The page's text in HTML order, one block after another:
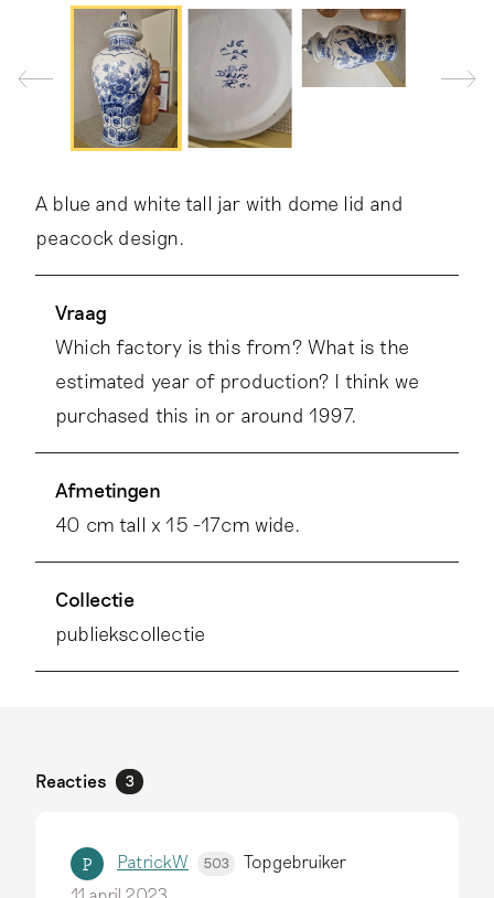
A blue and white tall jar with dome lid and
peacock design.
Vraag
Which factory is this from? What is the
estimated year of production? I think we
purchased this in or around 1997.
Afmetingen
40 cm tall x 15 -17cm wide.
Collectie
publiekscollectie
Reacties 3
P PatrickW 503
Topgebruiker